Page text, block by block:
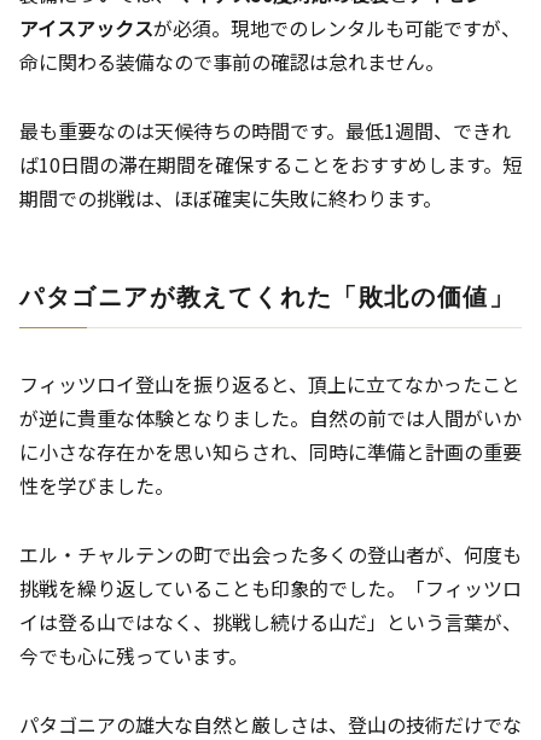
アイスアックスが必須。現地でのレンタルも可能ですが、
命に関わる装備なので事前の確認は怠れません。
最も重要なのは天候待ちの時間です。最低1週間、できれ
ば10日間の滞在期間を確保することをおすすめします。短
期間での挑戦は、ほぼ確実に失敗に終わります。
パタゴニアが教えてくれた「敗北の価値」
フィッツロイ登山を振り返ると、頂上に立てなかったこと
が逆に貴重な体験となりました。自然の前では人間がいか
に小さな存在かを思い知らされ、同時に準備と計画の重要
性を学びました。
エル・チャルテンの町で出会った多くの登山者が、何度も
挑戦を繰り返していることも印象的でした。「フィッツロ
イは登る山ではなく、挑戦し続ける山だ」という言葉が、
今でも心に残っています。
パタゴニアの雄大な自然と厳しさは、登山の技術だけでな